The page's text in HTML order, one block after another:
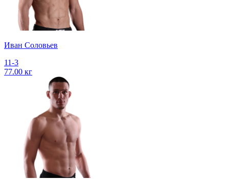
Иван Соловьев
11-3
77.00 кг